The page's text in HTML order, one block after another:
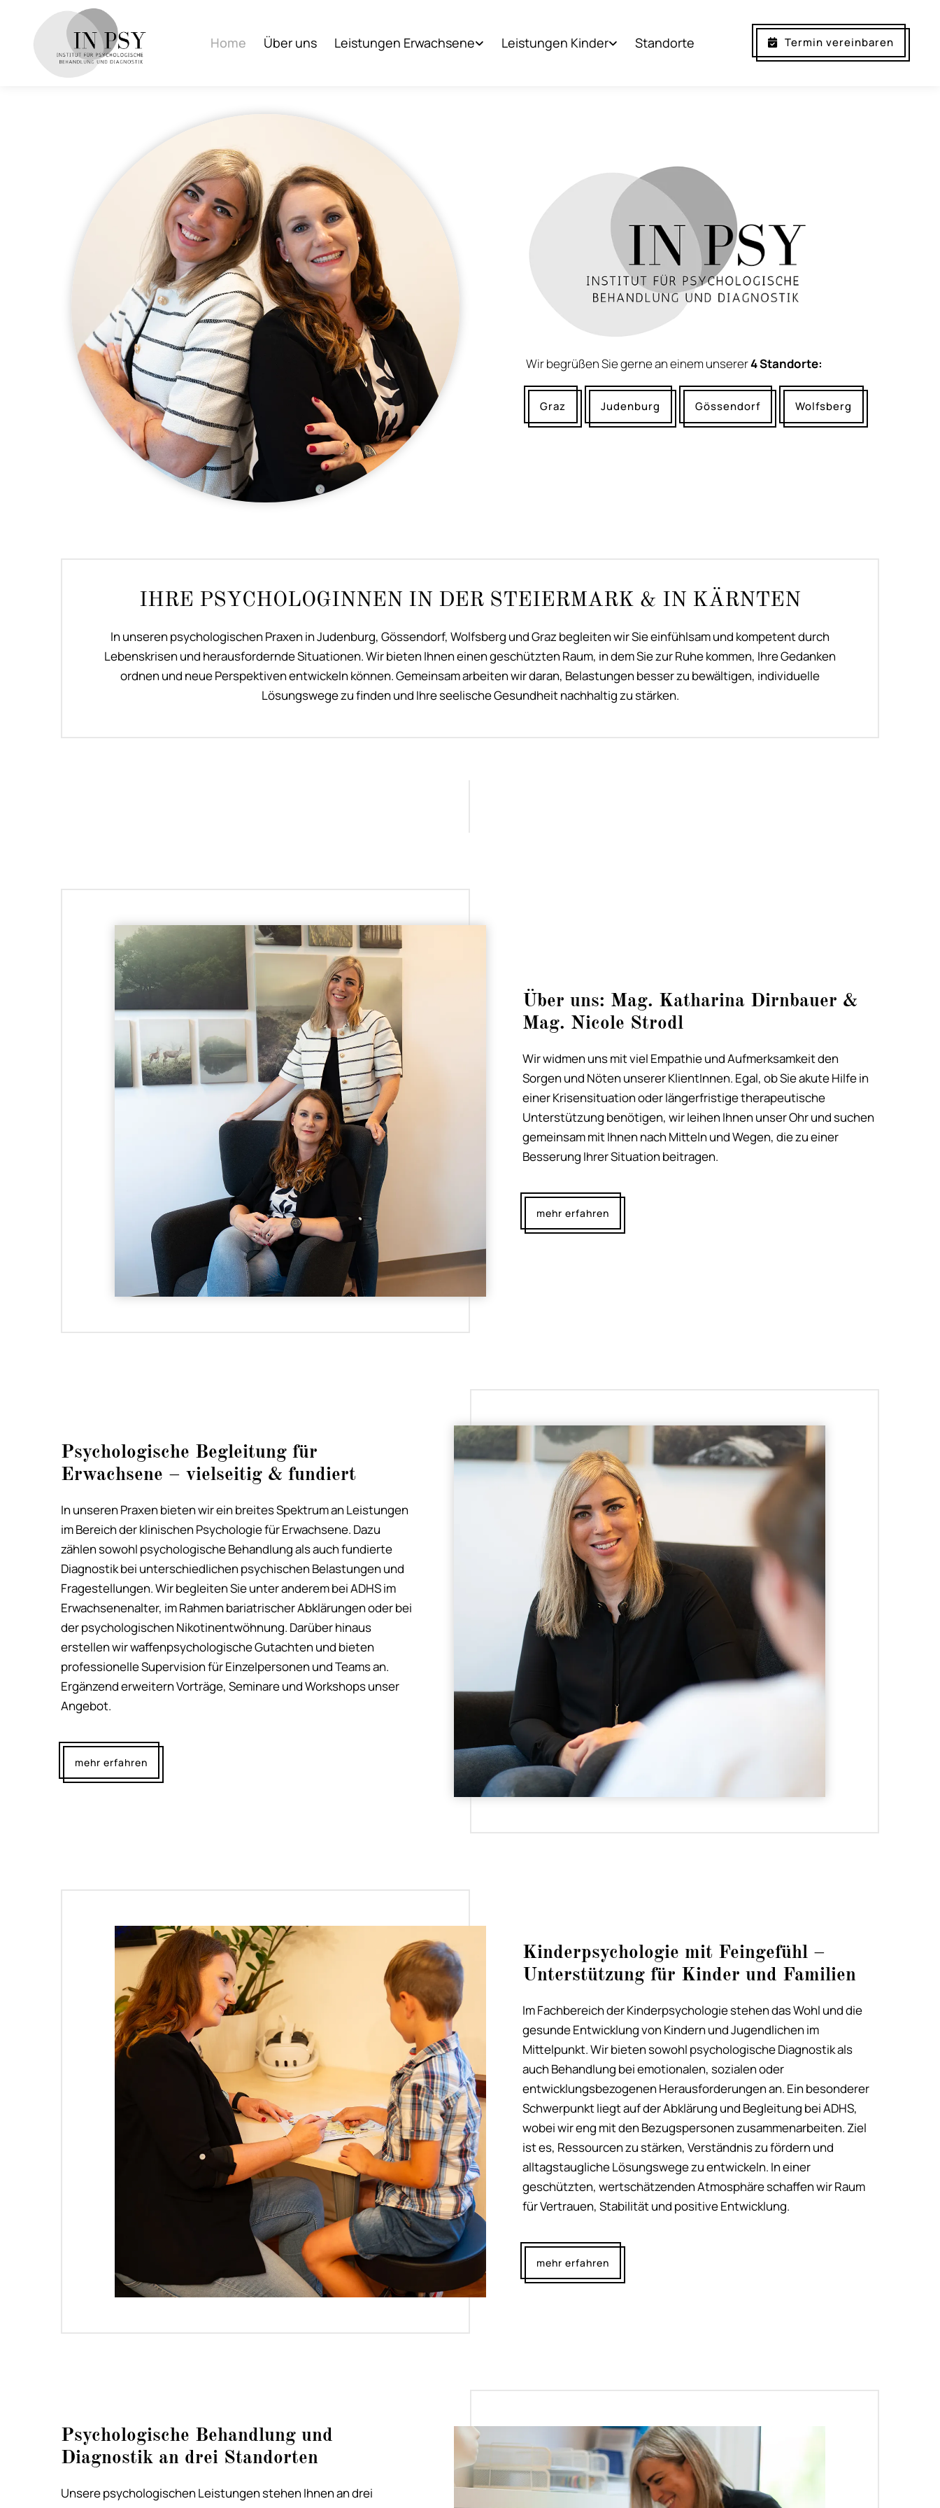
Home Über uns Leistungen Erwachsene Leistungen Kinder Standorte Termin vereinbaren
Wir begrüßen Sie gerne an einem unserer4 Standorte:
Graz Judenburg Gössendorf Wolfsberg
IHRE PSYCHOLOGINNEN IN DER STEIERMARK & IN KÄRNTEN
In unseren psychologischen Praxen in Judenburg, Gössendorf, Wolfsberg und Graz begleiten wir Sie einfühlsam und kompetent durch
Lebenskrisen und herausfordernde Situationen. Wir bieten Ihnen einen geschützten Raum, in dem Sie zur Ruhe kommen, Ihre Gedanken
ordnen und neue Perspektiven entwickeln können. Gemeinsam arbeiten wir daran, Belastungen besser zu bewältigen, individuelle
Lösungswege zu finden und Ihre seelische Gesundheit nachhaltig zu stärken.
Über uns: Mag. Katharina Dirnbauer &
Mag. Nicole Strodl
Wir widmen uns mit viel Empathie und Aufmerksamkeit den
Sorgen und Nöten unserer KlientInnen. Egal, ob Sie akute Hilfe in
einer Krisensituation oder längerfristige therapeutische
Unterstützung benötigen, wir leihen Ihnen unser Ohr und suchen
gemeinsam mit Ihnen nach Mitteln und Wegen, die zu einer
Besserung Ihrer Situation beitragen.
mehr erfahren
Psychologische Begleitung für
Erwachsene – vielseitig & fundiert
In unseren Praxen bieten wir ein breites Spektrum an Leistungen
im Bereich der klinischen Psychologie für Erwachsene. Dazu
zählen sowohl psychologische Behandlung als auch fundierte
Diagnostik bei unterschiedlichen psychischen Belastungen und
Fragestellungen. Wir begleiten Sie unter anderem bei ADHS im
Erwachsenenalter, im Rahmen bariatrischer Abklärungen oder bei
der psychologischen Nikotinentwöhnung. Darüber hinaus
erstellen wir waffenpsychologische Gutachten und bieten
professionelle Supervision für Einzelpersonen und Teams an.
Ergänzend erweitern Vorträge, Seminare und Workshops unser
Angebot.
mehr erfahren
Kinderpsychologie mit Feingefühl –
Unterstützung für Kinder und Familien
Im Fachbereich der Kinderpsychologie stehen das Wohl und die
gesunde Entwicklung von Kindern und Jugendlichen im
Mittelpunkt. Wir bieten sowohl psychologische Diagnostik als
auch Behandlung bei emotionalen, sozialen oder
entwicklungsbezogenen Herausforderungen an. Ein besonderer
Schwerpunkt liegt auf der Abklärung und Begleitung bei ADHS,
wobei wir eng mit den Bezugspersonen zusammenarbeiten. Ziel
ist es, Ressourcen zu stärken, Verständnis zu fördern und
alltagstaugliche Lösungswege zu entwickeln. In einer
geschützten, wertschätzenden Atmosphäre schaffen wir Raum
für Vertrauen, Stabilität und positive Entwicklung.
mehr erfahren
Psychologische Behandlung und
Diagnostik an drei Standorten
Unsere psychologischen Leistungen stehen Ihnen an drei